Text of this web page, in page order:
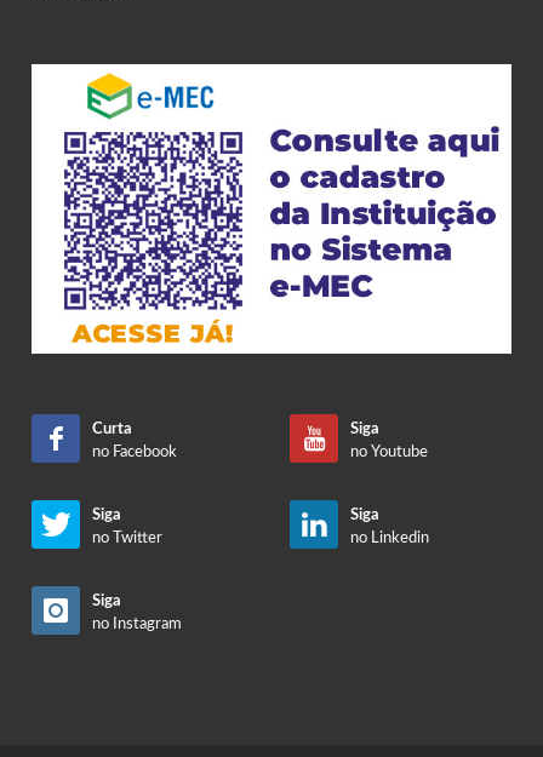
Curta
no Facebook
Siga
no Youtube
Siga
no Twitter
Siga
no Linkedin
Siga
no Instagram